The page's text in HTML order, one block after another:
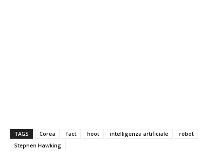
TAGS Corea fact hoot intelligenza artificiale
robot
Stephen Hawking